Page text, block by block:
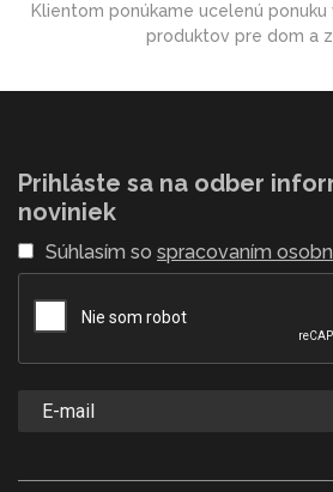
Klientom ponúkame ucelenú
produktov pre dom a
Prihláste sa na odber
noviniek
Súhlasím so spracovaním